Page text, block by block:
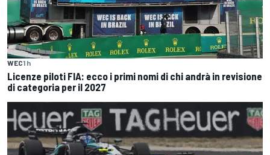
WEC1 h
Licenze piloti FIA: ecco i primi nomi di chi andrà in revisione
di categoria per il 2027